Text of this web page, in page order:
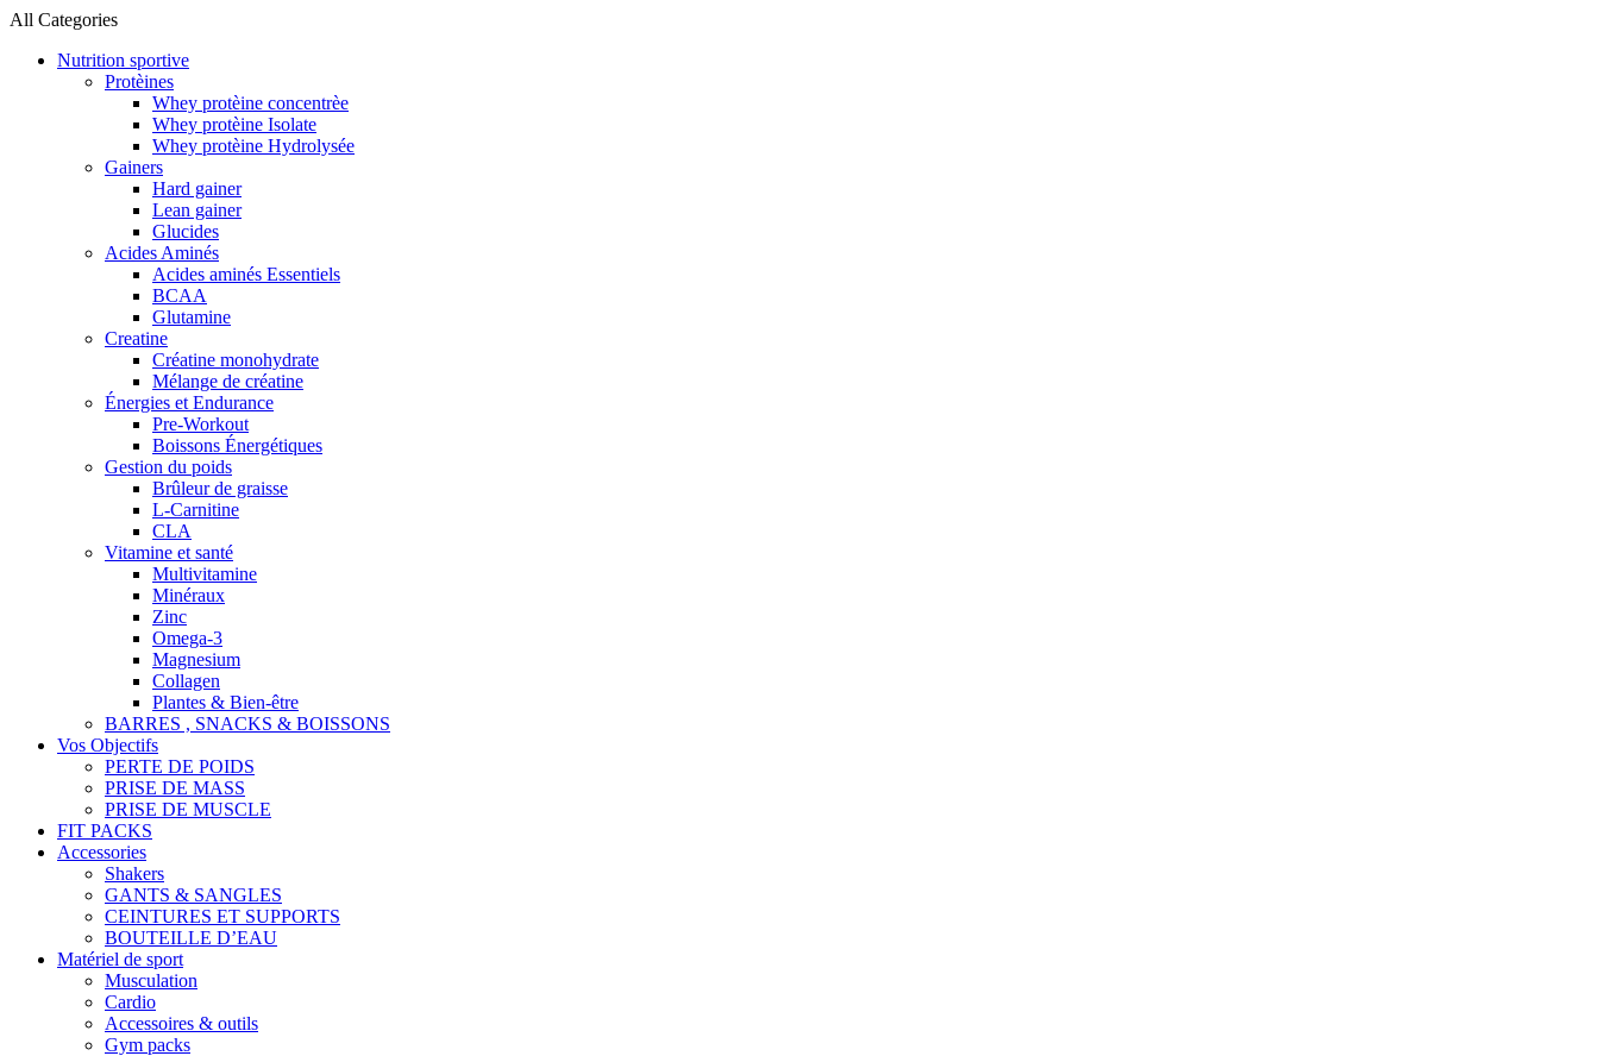
All Categories
Nutrition sportive
Protèines
Whey protèine concentrèe
Whey protèine Isolate
Whey protèine Hydrolysée
Gainers
Hard gainer
Lean gainer
Glucides
Acides Aminés
Acides aminés Essentiels
BCAA
Glutamine
Creatine
Créatine monohydrate
Mélange de créatine
Énergies et Endurance
Pre-Workout
Boissons Énergétiques
Gestion du poids
Brûleur de graisse
L-Carnitine
CLA
Vitamine et santé
Multivitamine
Minéraux
Zinc
Omega-3
Magnesium
Collagen
Plantes & Bien-être
BARRES , SNACKS & BOISSONS
Vos Objectifs
PERTE DE POIDS
PRISE DE MASS
PRISE DE MUSCLE
FIT PACKS
Accessories
Shakers
GANTS & SANGLES
CEINTURES ET SUPPORTS
BOUTEILLE D’EAU
Matériel de sport
Musculation
Cardio
Accessoires & outils
Gym packs